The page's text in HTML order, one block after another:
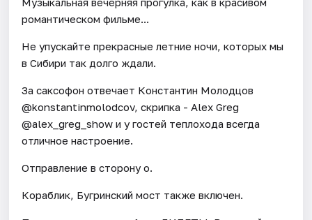
романтическом фильме...
Не упускайте прекрасные летние ночи, которых мы
в Сибири так долго ждали.
За саксофон отвечает Константин Молодцов
@konstantinmolodcov, скрипка - Alex Greg
@alex_greg_show и у гостей теплохода всегда
отличное настроение.
Отправление в сторону о.
Кораблик, Бугринский мост также включен.